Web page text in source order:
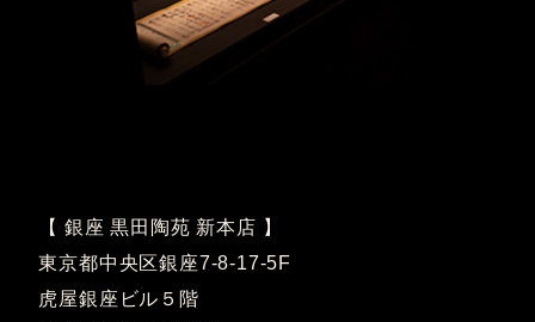
【 銀座 黒田陶苑 新本店 】
東京都中央区銀座7-8-17-5F
虎屋銀座ビル５階